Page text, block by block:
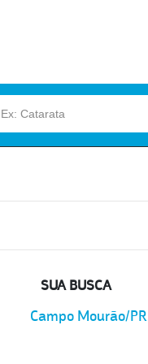
SUA BUSCA
Campo Mourão/PR